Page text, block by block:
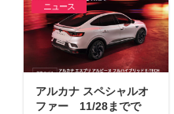
ニュース
アルカナ スペシャルオ
ファー 11/28までで